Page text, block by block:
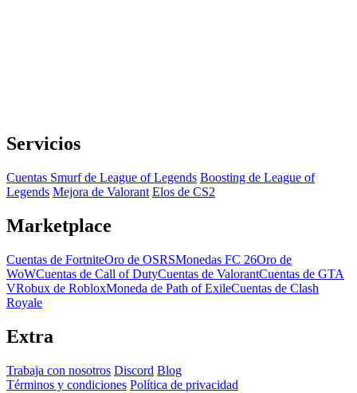
Servicios
Cuentas Smurf de League of Legends Boosting de League of
Legends Mejora de Valorant Elos de CS2
Marketplace
Cuentas de FortniteOro de OSRSMonedas FC 26Oro de
WoWCuentas de Call of DutyCuentas de ValorantCuentas de GTA
VRobux de RobloxMoneda de Path of ExileCuentas de Clash
Royale
Extra
Trabaja con nosotros Discord Blog
Términos y condiciones Política de privacidad